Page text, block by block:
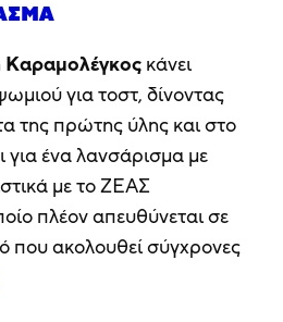
Καραμολέγκος κάνει
για τοστ, δίνοντας
της πρώτης ύλης και στο
για ένα λανσάρισμα με
με το ΖΕΑΣ
πλέον απευθύνεται σε
που ακολουθεί σύγχρονες